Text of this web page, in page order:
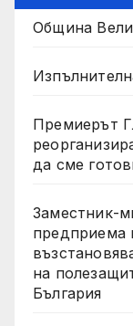
Община
Премиерът
да сме
Заместник-
предприема
на
България